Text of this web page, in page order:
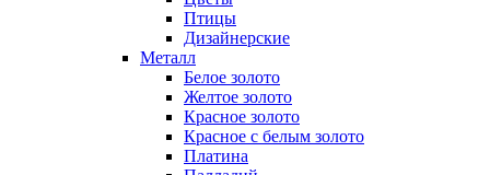
Птицы
Дизайнерские
Металл
Белое золото
Желтое золото
Красное золото
Красное с белым золото
Платина